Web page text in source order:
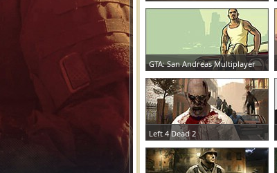
ЗАКАЗАТЬ СЕРВЕР
GTA: San Andreas Multiplayer
ЗАКАЗАТЬ СЕРВЕР
Left 4 Dead 2
ЗАКАЗАТЬ СЕРВЕР